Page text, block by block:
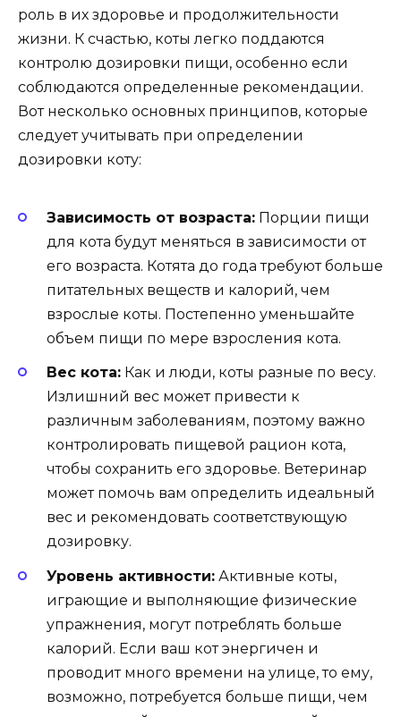
роль в их здоровье и продолжительности
жизни. К счастью, коты легко поддаются
контролю дозировки пищи, особенно если
соблюдаются определенные рекомендации.
Вот несколько основных принципов, которые
следует учитывать при определении
дозировки коту:
Зависимость от возраста: Порции пищи
для кота будут меняться в зависимости от
его возраста. Котята до года требуют больше
питательных веществ и калорий, чем
взрослые коты. Постепенно уменьшайте
объем пищи по мере взросления кота.
Вес кота: Как и люди, коты разные по весу.
Излишний вес может привести к
различным заболеваниям, поэтому важно
контролировать пищевой рацион кота,
чтобы сохранить его здоровье. Ветеринар
может помочь вам определить идеальный
вес и рекомендовать соответствующую
дозировку.
Уровень активности: Активные коты,
играющие и выполняющие физические
упражнения, могут потреблять больше
калорий. Если ваш кот энергичен и
проводит много времени на улице, то ему,
возможно, потребуется больше пищи, чем